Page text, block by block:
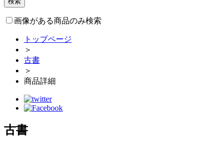
画像がある商品のみ検索
トップページ
＞
古書
＞
商品詳細
古書